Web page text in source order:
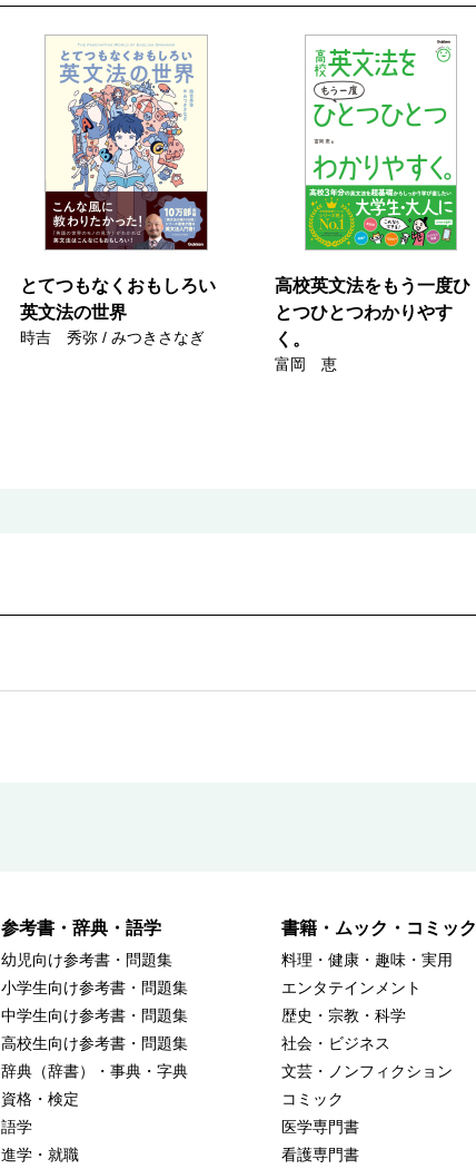
とてつもなくおもしろい
英文法の世界
時吉 秀弥 / みつきさなぎ
高校英文法をもう一度ひ
とつひとつわかりやす
く。
富岡 恵
参考書・辞典・語学
幼児向け参考書・問題集
小学生向け参考書・問題集
中学生向け参考書・問題集
高校生向け参考書・問題集
辞典（辞書）・事典・字典
資格・検定
語学
進学・就職
書籍・ムック・コミック
料理・健康・趣味・実用
エンタテインメント
歴史・宗教・科学
社会・ビジネス
文芸・ノンフィクション
コミック
医学専門書
看護専門書